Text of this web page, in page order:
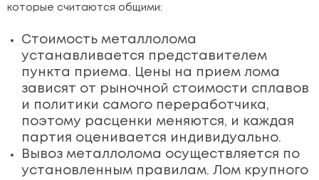
которые считаются общими:
Стоимость металлолома
устанавливается представителем
пункта приема. Цены на прием лома
зависят от рыночной стоимости сплавов
и политики самого переработчика,
поэтому расценки меняются, и каждая
партия оценивается индивидуально.
Вывоз металлолома осуществляется по
установленным правилам. Лом крупного